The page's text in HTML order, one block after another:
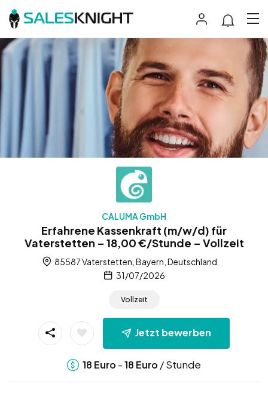
CALUMA GmbH
Erfahrene Kassenkraft (m/w/d) für
Vaterstetten – 18,00 €/Stunde – Vollzeit
85587 Vaterstetten, Bayern, Deutschland
31/07/2026
Vollzeit
Jetzt bewerben
18 Euro -18 Euro / Stunde